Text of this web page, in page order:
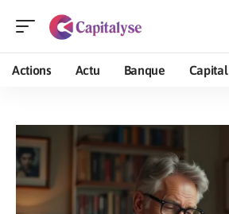
Actions Actu Banque Capital